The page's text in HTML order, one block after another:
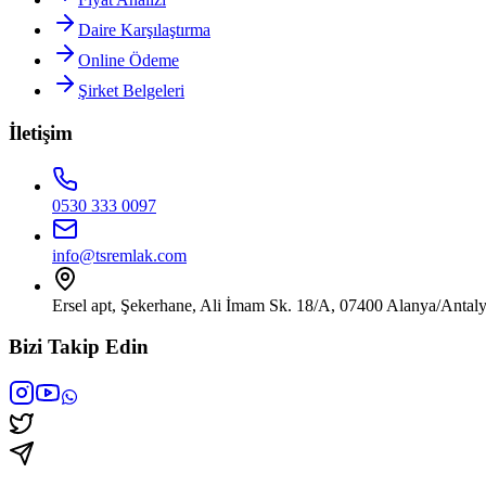
Daire Karşılaştırma
Online Ödeme
Şirket Belgeleri
İletişim
0530 333 0097
info@tsremlak.com
Ersel apt, Şekerhane, Ali İmam Sk. 18/A, 07400 Alanya/
Bizi Takip Edin